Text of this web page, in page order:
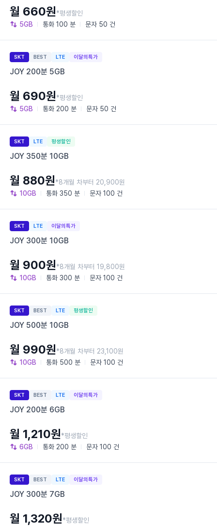
5GB 통화 100 분 문자 50 건
월 660원*평생할인
SKT BEST LTE 이달의특가
JOY 200분 5GB
5GB 통화 200 분 문자 50 건
월 690원*평생할인
SKT LTE 평생할인
JOY 350분 10GB
10GB 통화 350 분 문자 100 건
월 880원*8개월 차부터 20,900원
SKT LTE 이달의특가
JOY 300분 10GB
10GB 통화 300 분 문자 100 건
월 900원*8개월 차부터 19,800원
SKT BEST LTE 평생할인
JOY 500분 10GB
10GB 통화 500 분 문자 100 건
월 990원*8개월 차부터 23,100원
SKT BEST LTE 이달의특가
JOY 200분 6GB
6GB 통화 200 분 문자 100 건
월 1,210원*평생할인
SKT BEST LTE 이달의특가
JOY 300분 7GB
월 1,320원*평생할인